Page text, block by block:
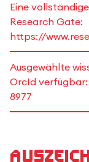
Eine
Research Gate:
https://
Ausgewählte
OrcId
8977